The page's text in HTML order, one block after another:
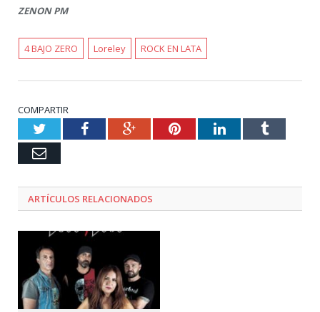
ZENON PM
4 BAJO ZERO Loreley ROCK EN LATA
COMPARTIR
TwitterFacebookGoogle+PinterestLinkedInTumblr
Email
ARTÍCULOS RELACIONADOS